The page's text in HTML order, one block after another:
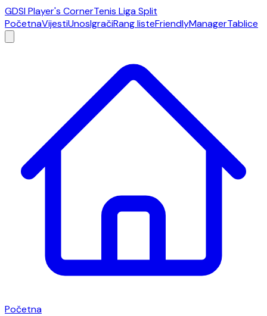
GDSI Player's CornerTenis Liga Split
PočetnaVijestiUnosIgračiRang listeFriendlyManagerTablice
Početna